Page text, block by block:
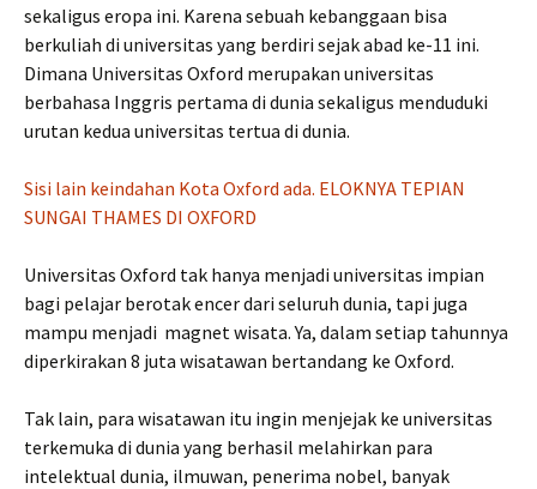
sekaligus eropa ini. Karena sebuah kebanggaan bisa
berkuliah di universitas yang berdiri sejak abad ke-11 ini.
Dimana Universitas Oxford merupakan universitas
berbahasa Inggris pertama di dunia sekaligus menduduki
urutan kedua universitas tertua di dunia.
Sisi lain keindahan Kota Oxford ada. ELOKNYA TEPIAN
SUNGAI THAMES DI OXFORD
Universitas Oxford tak hanya menjadi universitas impian
bagi pelajar berotak encer dari seluruh dunia, tapi juga
mampu menjadi magnet wisata. Ya, dalam setiap tahunnya
diperkirakan 8 juta wisatawan bertandang ke Oxford.
Tak lain, para wisatawan itu ingin menjejak ke universitas
terkemuka di dunia yang berhasil melahirkan para
intelektual dunia, ilmuwan, penerima nobel, banyak